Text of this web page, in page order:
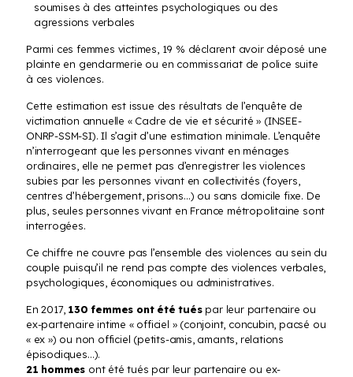
soumises à des atteintes psychologiques ou des
agressions verbales
Parmi ces femmes victimes, 19 % déclarent avoir déposé une
plainte en gendarmerie ou en commissariat de police suite
à ces violences.
Cette estimation est issue des résultats de l’enquête de
victimation annuelle « Cadre de vie et sécurité » (INSEE-
ONRP-SSM-SI). Il s’agit d’une estimation minimale. L’enquête
n’interrogeant que les personnes vivant en ménages
ordinaires, elle ne permet pas d’enregistrer les violences
subies par les personnes vivant en collectivités (foyers,
centres d’hébergement, prisons…) ou sans domicile fixe. De
plus, seules personnes vivant en France métropolitaine sont
interrogées.
Ce chiffre ne couvre pas l’ensemble des violences au sein du
couple puisqu’il ne rend pas compte des violences verbales,
psychologiques, économiques ou administratives.
En 2017, 130 femmes ont été tuéspar leur partenaire ou
ex-partenaire intime « officiel » (conjoint, concubin, pacsé ou
« ex ») ou non officiel (petits-amis, amants, relations
épisodiques…).
21 hommes ont été tués par leur partenaire ou ex-